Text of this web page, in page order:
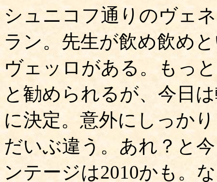
シュニコフ通りのヴェ
ラン。先生が飲め飲め
ヴェッロがある。もっ
と勧められるが、今日
に決定。意外にしっか
だいぶ違う。あれ？と
ンテージは2010かも。